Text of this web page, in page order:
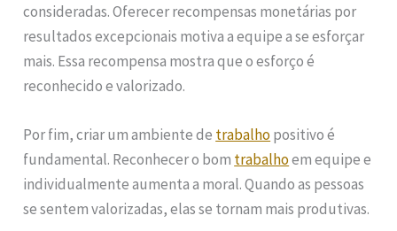
consideradas. Oferecer recompensas monetárias por
resultados excepcionais motiva a equipe a se esforçar
mais. Essa recompensa mostra que o esforço é
reconhecido e valorizado.
Por fim, criar um ambiente de trabalhopositivo é
fundamental. Reconhecer o bom trabalhoem equipe e
individualmente aumenta a moral. Quando as pessoas
se sentem valorizadas, elas se tornam mais produtivas.